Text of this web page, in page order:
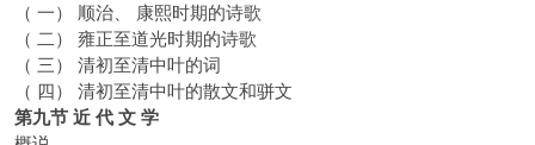
（ 一） 顺治、 康熙时期的诗歌
（ 二） 雍正至道光时期的诗歌
（ 三） 清初至清中叶的词
（ 四） 清初至清中叶的散文和骈文
第九节 近 代 文 学